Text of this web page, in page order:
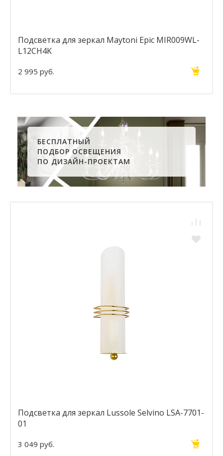
Подсветка для зеркал Maytoni Epic MIR009WL-
L12CH4K
2 995 руб.
БЕСПЛАТНЫЙ
ПОДБОР ОСВЕЩЕНИЯ
ПО ДИЗАЙН-ПРОЕКТАМ
Подсветка для зеркал Lussole Selvino LSA-7701-
01
3 049 руб.